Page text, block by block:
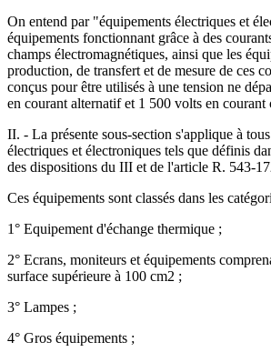
On entend par "équipements électriques et
équipements fonctionnant grâce à des
champs électromagnétiques, ainsi que les
production, de transfert et de mesure de ces
conçus pour être utilisés à une tension ne
en courant alternatif et 1 500 volts en courant
II. - La présente sous-section s'applique à
électriques et électroniques tels que définis
des dispositions du III et de l'article R. 543-
Ces équipements sont classés dans les
1° Equipement d'échange thermique ;
2° Ecrans, moniteurs et équipements
surface supérieure à 100 cm2 ;
3° Lampes ;
4° Gros équipements ;